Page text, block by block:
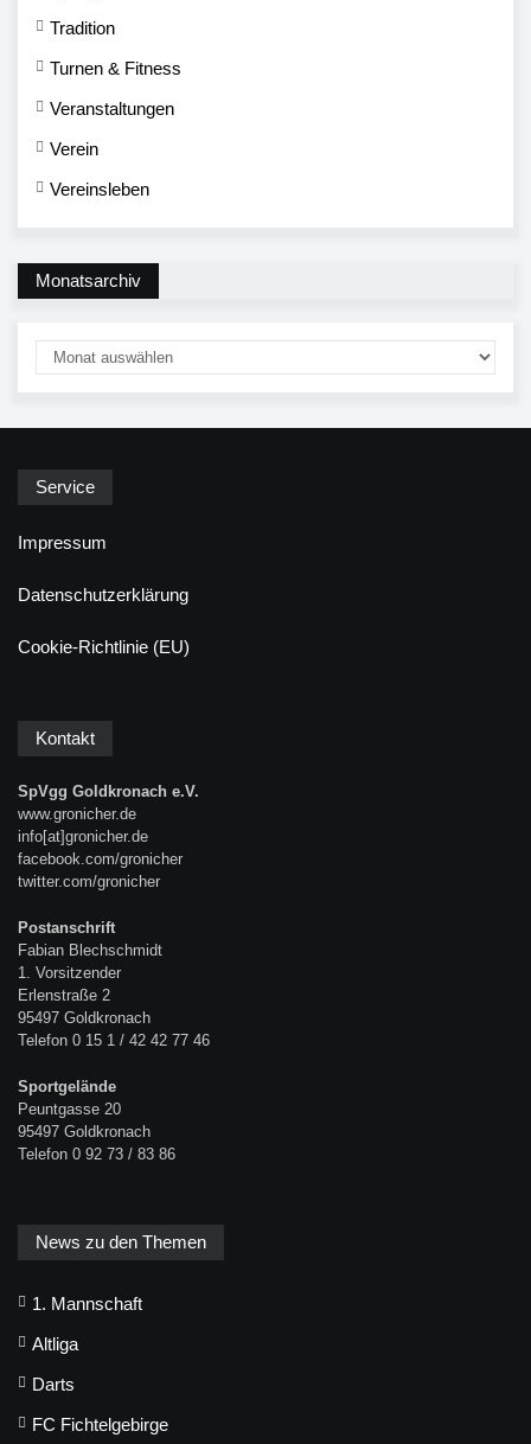
Tradition
Turnen & Fitness
Veranstaltungen
Verein
Vereinsleben
Monatsarchiv
Service
Impressum
Datenschutzerklärung
Cookie-Richtlinie (EU)
Kontakt
SpVgg Goldkronach e.V.
www.gronicher.de
info[at]gronicher.de
facebook.com/gronicher
twitter.com/gronicher
Postanschrift
Fabian Blechschmidt
1. Vorsitzender
Erlenstraße 2
95497 Goldkronach
Telefon 0 15 1 / 42 42 77 46
Sportgelände
Peuntgasse 20
95497 Goldkronach
Telefon 0 92 73 / 83 86
News zu den Themen
1. Mannschaft
Altliga
Darts
FC Fichtelgebirge